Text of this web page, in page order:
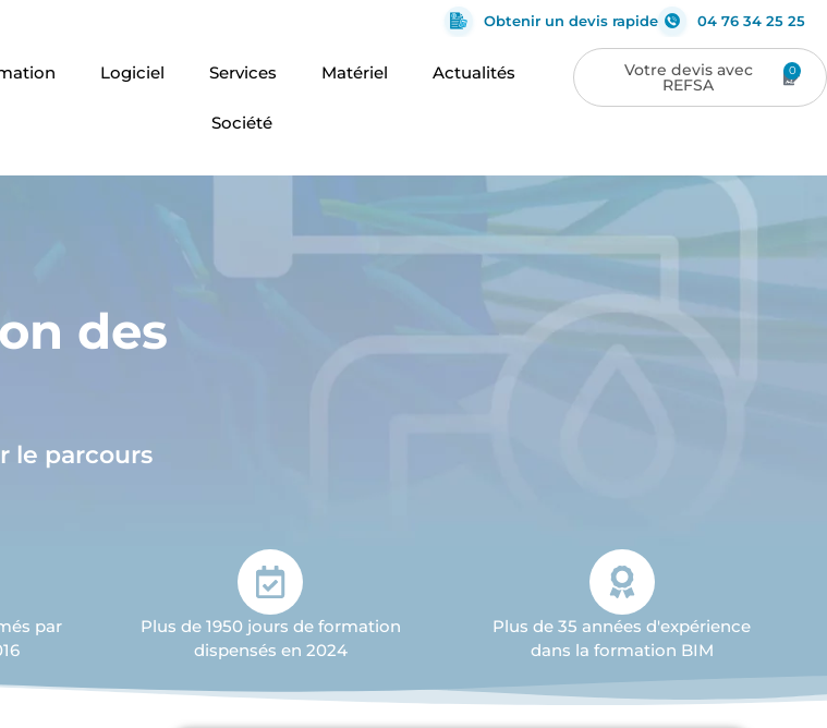
Obtenir un devis rapide 04 76 34 25 25
Logiciel Services Matériel Actualités
Société
0
des
le parcours
par
Plus de 1950 jours de formation
dispensés en 2024
Plus de 35 années d'expérience
dans la formation BIM